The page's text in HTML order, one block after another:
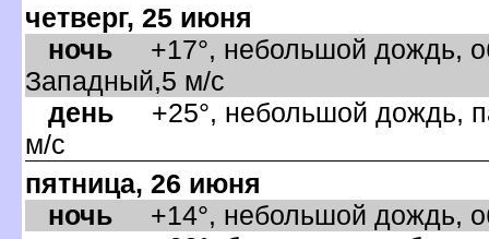
четверг, 25 июня
ночь +17°, небольшой дождь,
Западный,5 м/с
день +25°, небольшой дождь,
м/с
пятница, 26 июня
ночь +14°, небольшой дождь,